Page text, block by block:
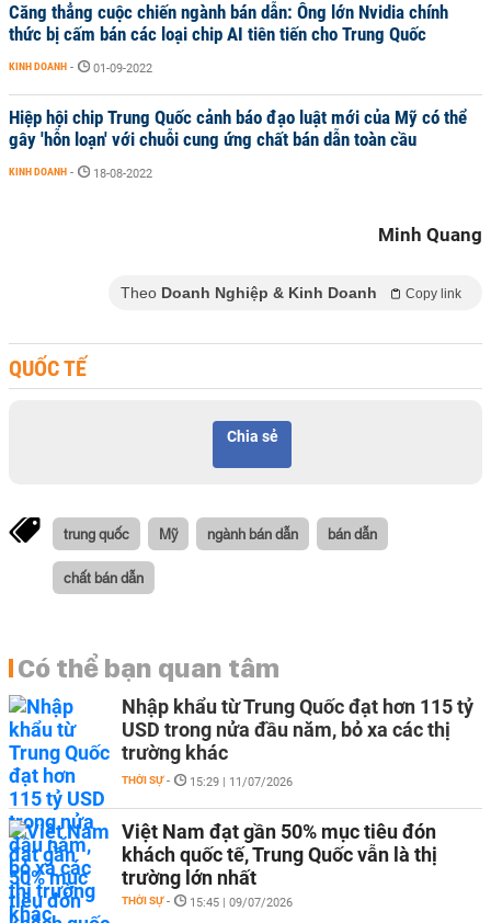
Căng thẳng cuộc chiến ngành bán dẫn: Ông lớn Nvidia chính
thức bị cấm bán các loại chip AI tiên tiến cho Trung Quốc
KINH DOANH - 01-09-2022
Hiệp hội chip Trung Quốc cảnh báo đạo luật mới của Mỹ có thể
gây 'hỗn loạn' với chuỗi cung ứng chất bán dẫn toàn cầu
KINH DOANH - 18-08-2022
Minh Quang
Theo Doanh Nghiệp & Kinh Doanh Copy link
QUỐC TẾ
Chia sẻ
trung quốc Mỹ ngành bán dẫn bán dẫn
chất bán dẫn
Có thể bạn quan tâm
Nhập khẩu từ Trung Quốc đạt hơn 115 tỷ
USD trong nửa đầu năm, bỏ xa các thị
trường khác
THỜI SỰ - 15:29 | 11/07/2026
Việt Nam đạt gần 50% mục tiêu đón
khách quốc tế, Trung Quốc vẫn là thị
trường lớn nhất
THỜI SỰ - 15:45 | 09/07/2026